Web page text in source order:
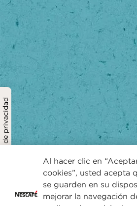
Política de privacidad
Al hacer clic en
cookies”, usted acepta
se guarden en su
mejorar la navegación